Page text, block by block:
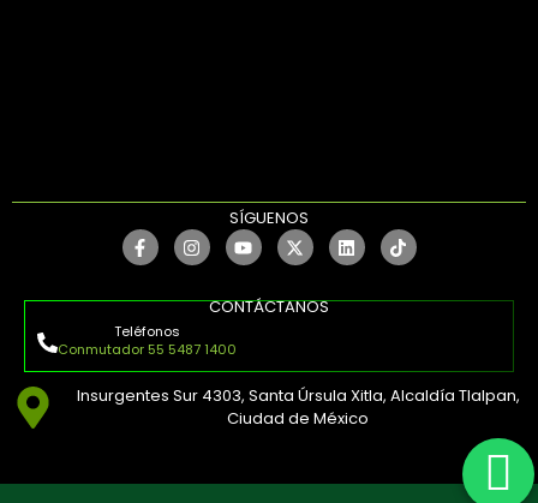
SÍGUENOS
CONTÁCTANOS
Teléfonos
Conmutador 55 5487 1400
Insurgentes Sur 4303, Santa Úrsula Xitla, Alcaldía Tlalpan,
Ciudad de México